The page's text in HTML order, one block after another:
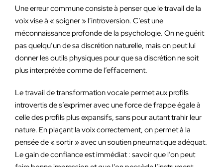
Une erreur commune consiste à penser que le travail de la
voix vise à « soigner » l’introversion. C’est une
méconnaissance profonde de la psychologie. On ne guérit
pas quelqu’un de sa discrétion naturelle, mais on peut lui
donner les outils physiques pour que sa discrétion ne soit
plus interprétée comme de l’effacement.
Le travail de transformation vocale permet aux profils
introvertis de s’exprimer avec une force de frappe égale à
celle des profils plus expansifs, sans pour autant trahir leur
nature. En plaçant la voix correctement, on permet à la
pensée de « sortir » avec un soutien pneumatique adéquat.
Le gain de confiance est immédiat : savoir que l’on peut